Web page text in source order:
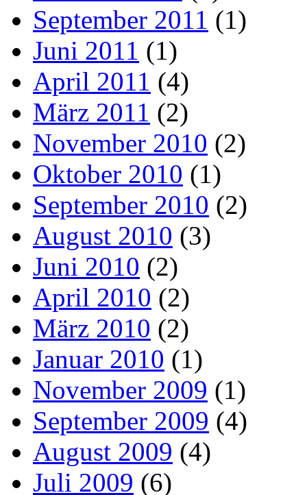
September 2011 (1)
Juni 2011 (1)
April 2011 (4)
März 2011 (2)
November 2010 (2)
Oktober 2010 (1)
September 2010 (2)
August 2010 (3)
Juni 2010 (2)
April 2010 (2)
März 2010 (2)
Januar 2010 (1)
November 2009 (1)
September 2009 (4)
August 2009 (4)
Juli 2009 (6)